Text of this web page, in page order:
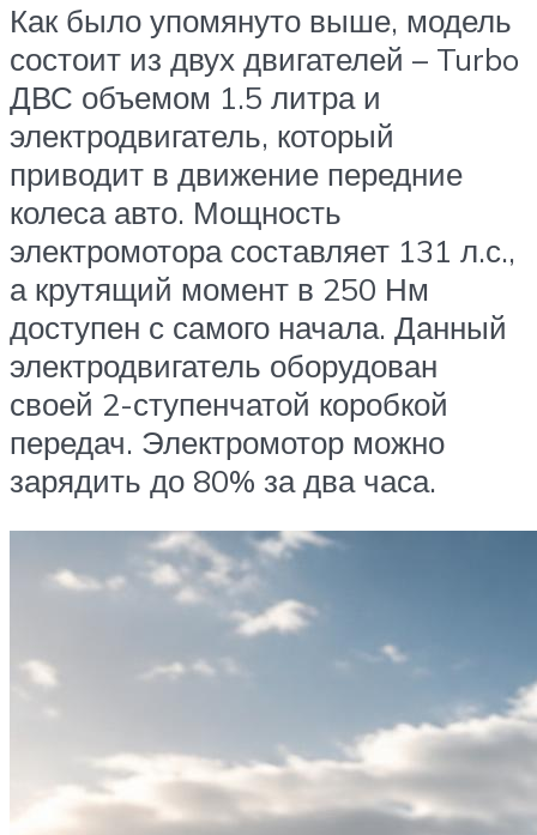
Как было упомянуто выше, модель
состоит из двух двигателей – Turbo
ДВС объемом 1.5 литра и
электродвигатель, который
приводит в движение передние
колеса авто. Мощность
электромотора составляет 131 л.с.,
а крутящий момент в 250 Нм
доступен с самого начала. Данный
электродвигатель оборудован
своей 2-ступенчатой коробкой
передач. Электромотор можно
зарядить до 80% за два часа.